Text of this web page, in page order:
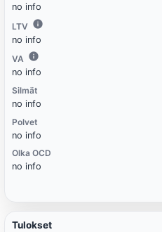
no info
LTV
no info
VA
no info
Silmät
no info
Polvet
no info
Olka OCD
no info
Tulokset